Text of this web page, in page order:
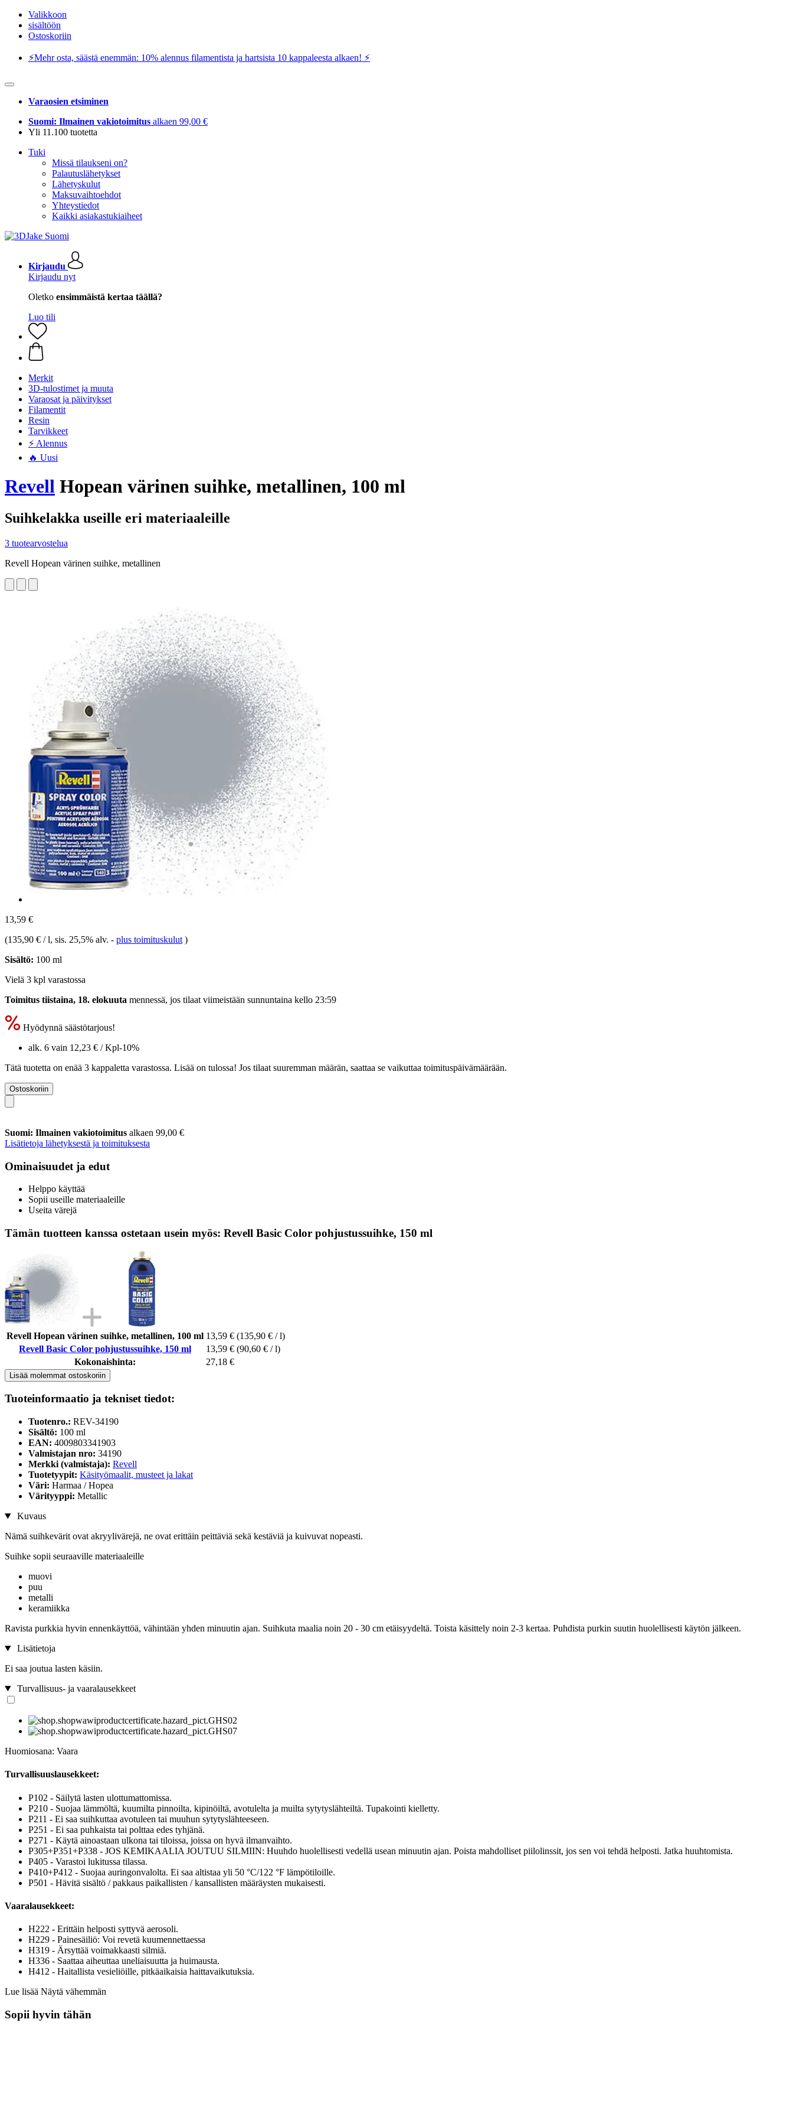
Valikkoon
sisältöön
Ostoskoriin
⚡️Mehr osta, säästä enemmän: 10% alennus filamentista ja hartsista 10 kappaleesta alkaen! ⚡️
Varaosien etsiminen
Suomi: Ilmainen vakiotoimitus alkaen 99,00 €
Yli 11.100 tuotetta
Tuki
Missä tilaukseni on?
Palautuslähetykset
Lähetyskulut
Maksuvaihtoehdot
Yhteystiedot
Kaikki asiakastukiaiheet
Kirjaudu
Kirjaudu nyt
Oletko ensimmäistä kertaa täällä?
Luo tili
Merkit
3D-tulostimet ja muuta
Varaosat ja päivitykset
Filamentit
Resin
Tarvikkeet
⚡ Alennus
🔥 Uusi
Revell Hopean värinen suihke, metallinen, 100 ml
Suihkelakka useille eri materiaaleille
3 tuotearvostelua
Revell Hopean värinen suihke, metallinen
13,59 €
(135,90 € / l, sis. 25,5% alv. - plus toimituskulut )
Sisältö: 100 ml
Vielä 3 kpl varastossa
Toimitus tiistaina, 18. elokuuta mennessä, jos tilaat viimeistään sunnuntaina kello 23:59
Hyödynnä säästötarjous!
alk. 6 vain 12,23 € / Kpl-10%
Tätä tuotetta on enää 3 kappaletta varastossa. Lisää on tulossa! Jos tilaat suuremman määrän, saattaa se vaikuttaa toimituspäivämäärään.
Ostoskoriin
Suomi: Ilmainen vakiotoimitus alkaen 99,00 €
Lisätietoja lähetyksestä ja toimituksesta
Ominaisuudet ja edut
Helppo käyttää
Sopii useille materiaaleille
Useita värejä
Tämän tuotteen kanssa ostetaan usein myös: Revell Basic Color pohjustussuihke, 150 ml
Revell Hopean värinen suihke, metallinen, 100 ml 13,59 € (135,90 € / l)
Revell Basic Color pohjustussuihke, 150 ml
13,59 € (90,60 € / l)
Kokonaishinta:
27,18 €
Lisää molemmat ostoskoriin
Tuoteinformaatio ja tekniset tiedot:
Tuotenro.: REV-34190
Sisältö: 100 ml
EAN: 4009803341903
Valmistajan nro: 34190
Merkki (valmistaja): Revell
Tuotetyypit: Käsityömaalit, musteet ja lakat
Väri: Harmaa / Hopea
Värityyppi: Metallic
Kuvaus
Nämä suihkevärit ovat akryylivärejä, ne ovat erittäin peittäviä sekä kestäviä ja kuivuvat nopeasti.
Suihke sopii seuraaville materiaaleille
muovi
puu
metalli
keramiikka
Ravista purkkia hyvin ennenkäyttöä, vähintään yhden minuutin ajan. Suihkuta maalia noin 20 - 30 cm etäisyydeltä. Toista käsittely noin 2-3 kertaa. Puhdista purkin suutin huolellisesti käytön jälkeen.
Lisätietoja
Ei saa joutua lasten käsiin.
Turvallisuus- ja vaaralausekkeet
Huomiosana: Vaara
Turvallisuuslausekkeet:
P102 - Säilytä lasten ulottumattomissa.
P210 - Suojaa lämmöltä, kuumilta pinnoilta, kipinöiltä, avotulelta ja muilta sytytyslähteiltä. Tupakointi kielletty.
P211 - Ei saa suihkuttaa avotuleen tai muuhun sytytyslähteeseen.
P251 - Ei saa puhkaista tai polttaa edes tyhjänä.
P271 - Käytä ainoastaan ulkona tai tiloissa, joissa on hyvä ilmanvaihto.
P305+P351+P338 - JOS KEMIKAALIA JOUTUU SILMIIN: Huuhdo huolellisesti vedellä usean minuutin ajan. Poista mahdolliset piilolinssit, jos sen voi tehdä helposti. Jatka huuhtomista.
P405 - Varastoi lukitussa tilassa.
P410+P412 - Suojaa auringonvalolta. Ei saa altistaa yli 50 °C/122 °F lämpötiloille.
P501 - Hävitä sisältö / pakkaus paikallisten / kansallisten määräysten mukaisesti.
Vaaralausekkeet:
H222 - Erittäin helposti syttyvä aerosoli.
H229 - Painesäiliö: Voi revetä kuumennettaessa
H319 - Ärsyttää voimakkaasti silmiä.
H336 - Saattaa aiheuttaa uneliaisuutta ja huimausta.
H412 - Haitallista vesieliöille, pitkäaikaisia haittavaikutuksia.
Lue lisää Näytä vähemmän
Sopii hyvin tähän